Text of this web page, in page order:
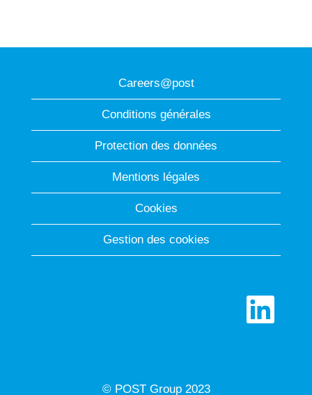
Careers@post
Conditions générales
Protection des données
Mentions légales
Cookies
Gestion des cookies
S
o
© POST Group 2023